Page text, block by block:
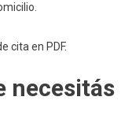
cita en PDF.
necesitás